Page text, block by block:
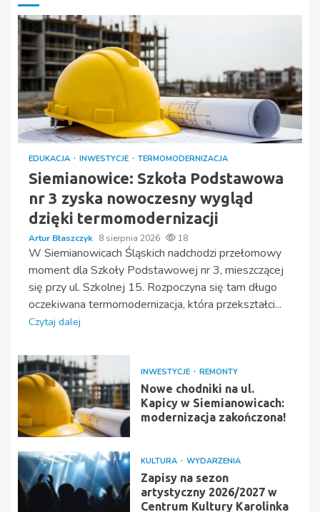
EDUKACJA INWESTYCJE TERMOMODERNIZACJA
Siemianowice: Szkoła Podstawowa
nr 3 zyska nowoczesny wygląd
dzięki termomodernizacji
Artur Błaszczyk 8 sierpnia 2026 18
W Siemianowicach Śląskich nadchodzi przełomowy
moment dla Szkoły Podstawowej nr 3, mieszczącej
się przy ul. Szkolnej 15. Rozpoczyna się tam długo
oczekiwana termomodernizacja, która przekształci...
Czytaj dalej
INWESTYCJE REMONTY
Nowe chodniki na ul.
Kapicy w Siemianowicach:
modernizacja zakończona!
KULTURA WYDARZENIA
Zapisy na sezon
artystyczny 2026/2027 w
Centrum Kultury Karolinka